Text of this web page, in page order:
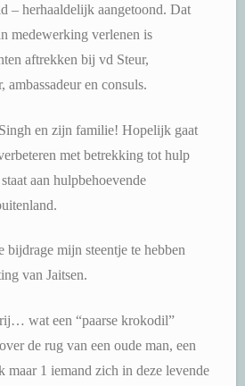
– herhaaldelijk aangetoond. Dat
medewerking verlenen is
aftrekken bij vd Steur,
en consuls.
en zijn familie! Hopelijk gaat
met betrekking tot hulp
aan hulpbehoevende
bijdrage mijn steentje te hebben
van Jaitsen.
wat een “paarse krokodil”
de rug van een oude man, een
maar 1 iemand zich in deze levende